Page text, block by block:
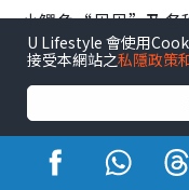
小鳄鱼“贝贝”及各
天堂。
U Lifestyle 會使用
接受本網站之私隱政策